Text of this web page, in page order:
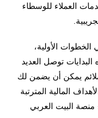
العملاء للوسطاء
الأولية،
توصل العديد
يمكن أن يضمن لك
المالية المترتبة
البيت العربي